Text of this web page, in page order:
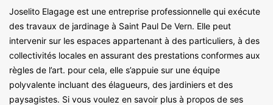
Joselito Elagage est une entreprise professionnelle qui exécute
des travaux de jardinage à Saint Paul De Vern. Elle peut
intervenir sur les espaces appartenant à des particuliers, à des
collectivités locales en assurant des prestations conformes aux
règles de l’art. pour cela, elle s’appuie sur une équipe
polyvalente incluant des élagueurs, des jardiniers et des
paysagistes. Si vous voulez en savoir plus à propos de ses